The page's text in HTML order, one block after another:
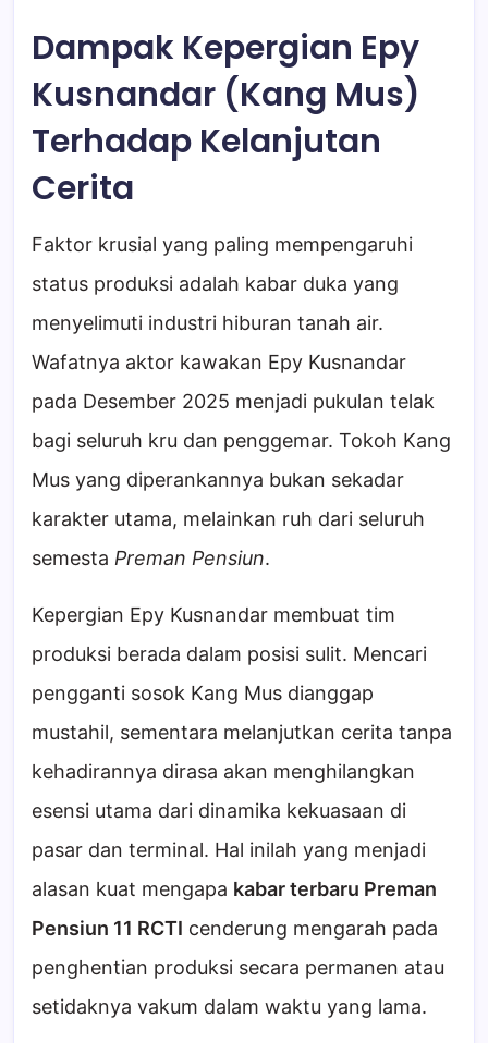
Dampak Kepergian Epy
Kusnandar (Kang Mus)
Terhadap Kelanjutan
Cerita
Faktor krusial yang paling mempengaruhi
status produksi adalah kabar duka yang
menyelimuti industri hiburan tanah air.
Wafatnya aktor kawakan Epy Kusnandar
pada Desember 2025 menjadi pukulan telak
bagi seluruh kru dan penggemar. Tokoh Kang
Mus yang diperankannya bukan sekadar
karakter utama, melainkan ruh dari seluruh
semesta Preman Pensiun.
Kepergian Epy Kusnandar membuat tim
produksi berada dalam posisi sulit. Mencari
pengganti sosok Kang Mus dianggap
mustahil, sementara melanjutkan cerita tanpa
kehadirannya dirasa akan menghilangkan
esensi utama dari dinamika kekuasaan di
pasar dan terminal. Hal inilah yang menjadi
alasan kuat mengapa kabar terbaru Preman
Pensiun 11 RCTI cenderung mengarah pada
penghentian produksi secara permanen atau
setidaknya vakum dalam waktu yang lama.